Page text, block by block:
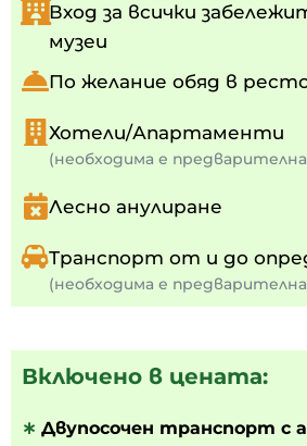
Вход за всички
музеи
По желание обяд в
Хотели/Апартаменти
(необходима е
Лесно анулиране
Транспорт от и до
(необходима е
Включено в цената:
∗ Двупосочен транспорт с